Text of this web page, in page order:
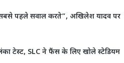
सबसे पहले सवाल करते”, अखिलेश यादव पर
टेस्ट, SLC ने फैंस के लिए खोले स्टेडियम